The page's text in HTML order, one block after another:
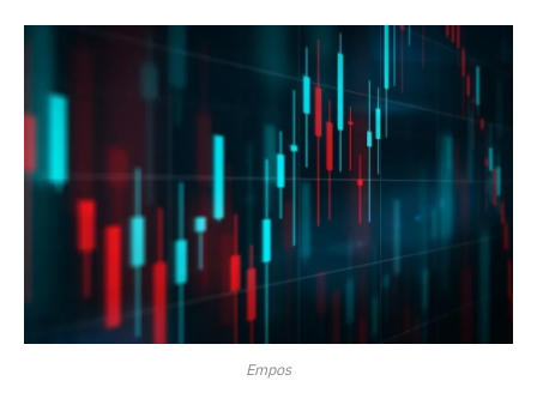
Empos